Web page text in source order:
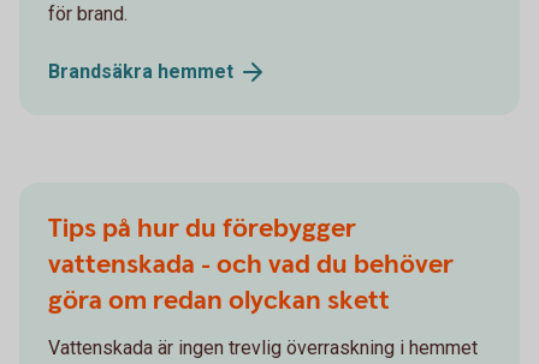
för brand.
Brandsäkra hemmet
Tips på hur du förebygger
vattenskada - och vad du behöver
göra om redan olyckan skett
Vattenskada är ingen trevlig överraskning i hemmet